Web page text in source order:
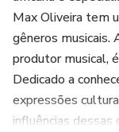
Max Oliveira tem
gêneros musicais.
produtor musical,
Dedicado a
expressões
influências dessas